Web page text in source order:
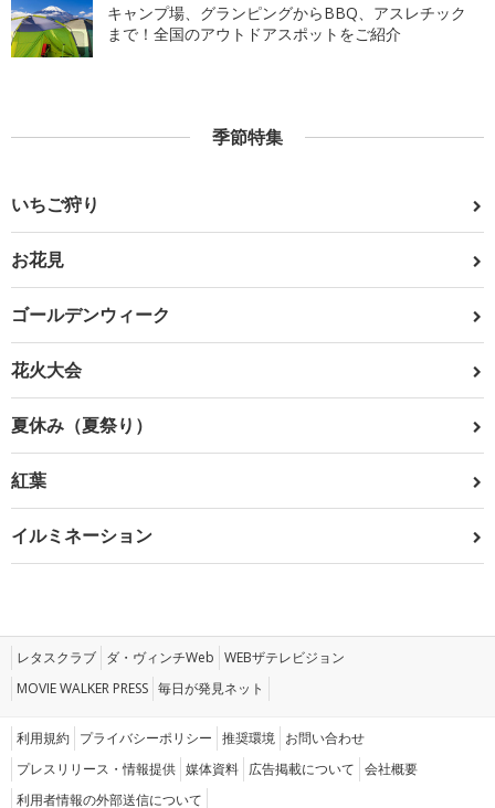
キャンプ場、グランピングからBBQ、アスレチック
まで！全国のアウトドアスポットをご紹介
季節特集
いちご狩り
お花見
ゴールデンウィーク
花火大会
夏休み（夏祭り）
紅葉
イルミネーション
レタスクラブ ダ・ヴィンチWeb WEBザテレビジョン
MOVIE WALKER PRESS 毎日が発見ネット
利用規約 プライバシーポリシー 推奨環境 お問い合わせ
プレスリリース・情報提供 媒体資料 広告掲載について 会社概要
利用者情報の外部送信について